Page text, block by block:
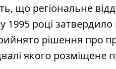
що регіональне
1995 році
рішення про
якого розміщене